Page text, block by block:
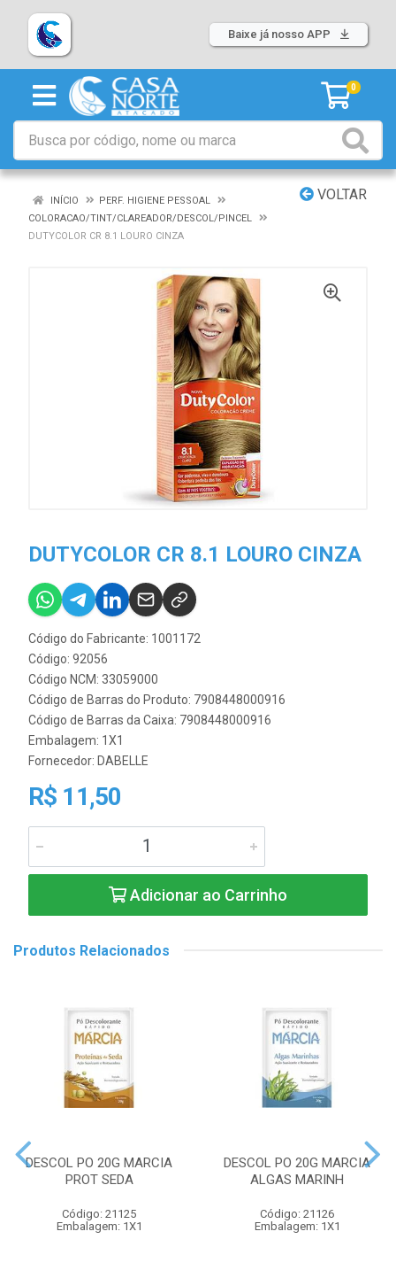
Baixe já nosso APP
0
VOLTAR
INÍCIO
PERF. HIGIENE PESSOAL
COLORACAO/TINT/CLAREADOR/DESCOL/PINCEL
DUTYCOLOR CR 8.1 LOURO CINZA
DUTYCOLOR CR 8.1 LOURO CINZA
Código do Fabricante: 1001172
Código: 92056
Código NCM: 33059000
Código de Barras do Produto: 7908448000916
Código de Barras da Caixa: 7908448000916
Embalagem: 1X1
Fornecedor: DABELLE
R$ 11,50
Adicionar ao Carrinho
Produtos Relacionados
DESCOL PO 20G MARCIA
PROT SEDA
Código: 21125
Embalagem: 1X1
DESCOL PO 20G MARCIA
ALGAS MARINH
Código: 21126
Embalagem: 1X1